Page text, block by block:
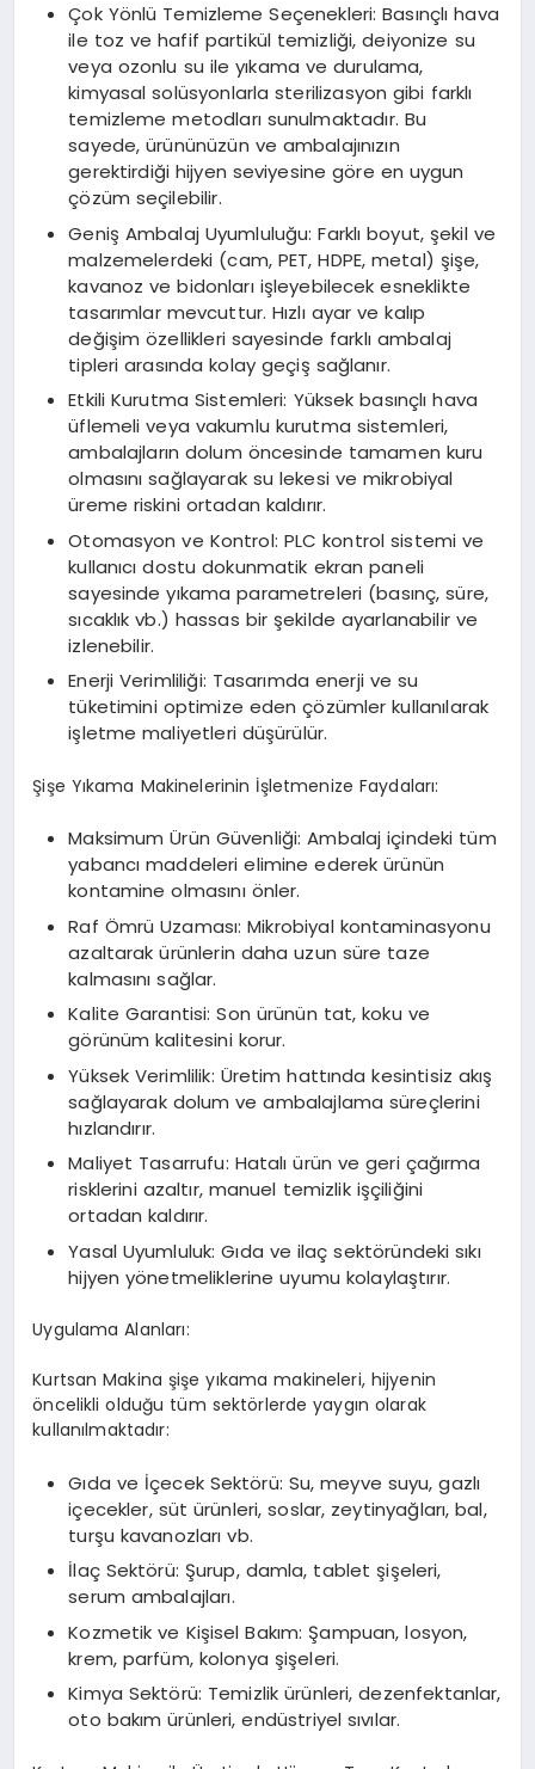
Çok Yönlü Temizleme Seçenekleri: Basınçlı hava
ile toz ve hafif partikül temizliği, deiyonize su
veya ozonlu su ile yıkama ve durulama,
kimyasal solüsyonlarla sterilizasyon gibi farklı
temizleme metodları sunulmaktadır. Bu
sayede, ürününüzün ve ambalajınızın
gerektirdiği hijyen seviyesine göre en uygun
çözüm seçilebilir.
Geniş Ambalaj Uyumluluğu: Farklı boyut, şekil ve
malzemelerdeki (cam, PET, HDPE, metal) şişe,
kavanoz ve bidonları işleyebilecek esneklikte
tasarımlar mevcuttur. Hızlı ayar ve kalıp
değişim özellikleri sayesinde farklı ambalaj
tipleri arasında kolay geçiş sağlanır.
Etkili Kurutma Sistemleri: Yüksek basınçlı hava
üflemeli veya vakumlu kurutma sistemleri,
ambalajların dolum öncesinde tamamen kuru
olmasını sağlayarak su lekesi ve mikrobiyal
üreme riskini ortadan kaldırır.
Otomasyon ve Kontrol: PLC kontrol sistemi ve
kullanıcı dostu dokunmatik ekran paneli
sayesinde yıkama parametreleri (basınç, süre,
sıcaklık vb.) hassas bir şekilde ayarlanabilir ve
izlenebilir.
Enerji Verimliliği: Tasarımda enerji ve su
tüketimini optimize eden çözümler kullanılarak
işletme maliyetleri düşürülür.
Şişe Yıkama Makinelerinin İşletmenize Faydaları:
Maksimum Ürün Güvenliği: Ambalaj içindeki tüm
yabancı maddeleri elimine ederek ürünün
kontamine olmasını önler.
Raf Ömrü Uzaması: Mikrobiyal kontaminasyonu
azaltarak ürünlerin daha uzun süre taze
kalmasını sağlar.
Kalite Garantisi: Son ürünün tat, koku ve
görünüm kalitesini korur.
Yüksek Verimlilik: Üretim hattında kesintisiz akış
sağlayarak dolum ve ambalajlama süreçlerini
hızlandırır.
Maliyet Tasarrufu: Hatalı ürün ve geri çağırma
risklerini azaltır, manuel temizlik işçiliğini
ortadan kaldırır.
Yasal Uyumluluk: Gıda ve ilaç sektöründeki sıkı
hijyen yönetmeliklerine uyumu kolaylaştırır.
Uygulama Alanları:
Kurtsan Makina şişe yıkama makineleri, hijyenin
öncelikli olduğu tüm sektörlerde yaygın olarak
kullanılmaktadır:
Gıda ve İçecek Sektörü: Su, meyve suyu, gazlı
içecekler, süt ürünleri, soslar, zeytinyağları, bal,
turşu kavanozları vb.
İlaç Sektörü: Şurup, damla, tablet şişeleri,
serum ambalajları.
Kozmetik ve Kişisel Bakım: Şampuan, losyon,
krem, parfüm, kolonya şişeleri.
Kimya Sektörü: Temizlik ürünleri, dezenfektanlar,
oto bakım ürünleri, endüstriyel sıvılar.